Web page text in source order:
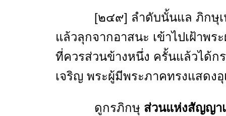
[๒๔๙] ลำดับนั้นแล ภิกษุเหล่
แล้วลุกจากอาสนะ เข้าไปเฝ้าพ
ที่ควรส่วนข้างหนึ่ง ครั้นแล้วได้ก
เจริญ พระผู้มีพระภาคทรงแสดงอุ
ดูกรภิกษุ ส่วนแห่งสัญญา